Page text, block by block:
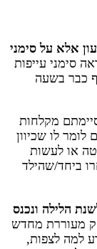
אלא על סימני
סימני עייפות
עייף כבר בשעה
החלטתם ששעת השינה היא 20:00 וסיימתם מקלחות
לומר לו שכיוון
או לעשות
ביחד/שהילד
הלילה ונכנס
מעוררת מחדש
למה לצפות,